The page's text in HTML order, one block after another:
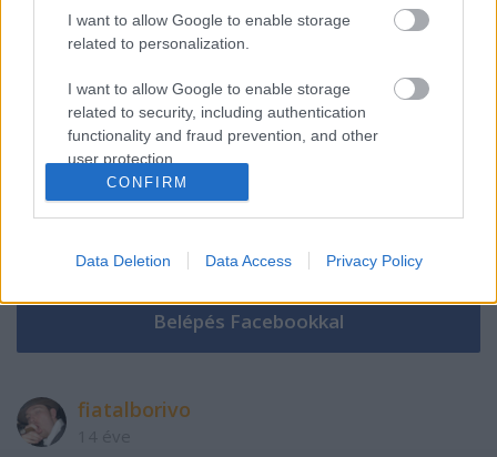
I want to allow Google to enable storage
related to personalization.
I want to allow Google to enable storage
related to security, including authentication
functionality and fraud prevention, and other
user protection.
CONFIRM
Data Deletion Data Access Privacy Policy
A hozzászóláshoz be kell lépned!
VAGY
fiatalborivo